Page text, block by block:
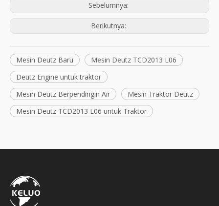
Sebelumnya:
Berikutnya:
Mesin Deutz Baru
Mesin Deutz TCD2013 L06
Deutz Engine untuk traktor
Mesin Deutz Berpendingin Air
Mesin Traktor Deutz
Mesin Deutz TCD2013 L06 untuk Traktor